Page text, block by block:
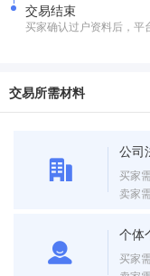
交易结束
买家确认过户资料后，平
交易所需材料
公司
买家
卖家
个体
买家